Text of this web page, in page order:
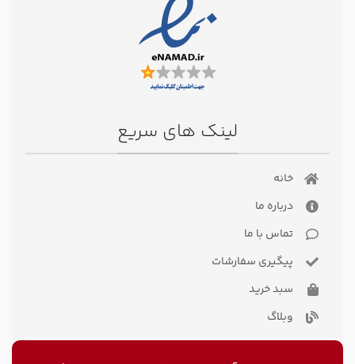
لینک های سریع
خانه
درباره ما
تماس با ما
پیگیری سفارشات
سبد خرید
وبلاگ